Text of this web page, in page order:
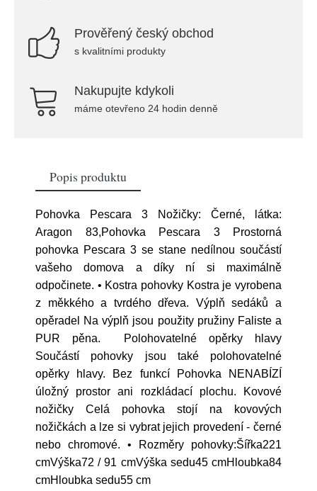
Prověřený český obchod
s kvalitními produkty
Nakupujte kdykoli
máme otevřeno 24 hodin denně
Popis produktu
Pohovka Pescara 3 Nožičky: Černé, látka:
Aragon 83,Pohovka Pescara 3 Prostorná
pohovka Pescara 3 se stane nedílnou součástí
vašeho domova a díky ní si maximálně
odpočinete. • Kostra pohovky Kostra je vyrobena
z měkkého a tvrdého dřeva. Výplň sedáků a
opěradel Na výplň jsou použity pružiny Faliste a
PUR pěna. Polohovatelné opěrky hlavy
Součástí pohovky jsou také polohovatelné
opěrky hlavy. Bez funkcí Pohovka NENABÍZÍ
úložný prostor ani rozkládací plochu. Kovové
nožičky Celá pohovka stojí na kovových
nožičkách a lze si vybrat jejich provedení - černé
nebo chromové. • Rozměry pohovky:Šířka221
cmVýška72 / 91 cmVýška sedu45 cmHloubka84
cmHloubka sedu55 cm